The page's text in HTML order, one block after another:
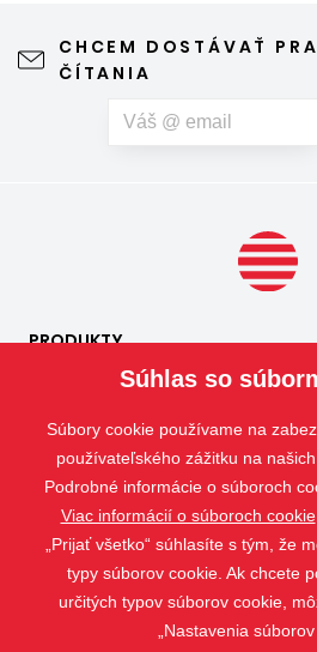
leto naplno. Kvalitná sieťka na
výhľad z okna ani vzhľad domu,
vás okrem hmyzu trápia aj
špeciálnu sieť proti peľu,
CHCEM DOSTÁVAŤ
ČÍTANIA
PRODUKTY
SLUŽBY
ISOTRA
KONTAKT
Súhlas so
Súbory cookie používame na
používateľského zážitku na
Podrobné informácie o súboroch
Viac informácií o súboroch cookie
„Prijať všetko“ súhlasíte s tým, že
typy súborov cookie. Ak chcete
určitých typov súborov cookie,
„Nastavenia súborov